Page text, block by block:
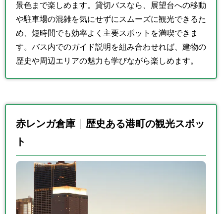
景色まで楽しめます。貸切バスなら、展望台への移動
や駐車場の混雑を気にせずにスムーズに観光できるた
め、短時間でも効率よく主要スポットを満喫できま
す。バス内でのガイド説明を組み合わせれば、建物の
歴史や周辺エリアの魅力も学びながら楽しめます。
赤レンガ倉庫
歴史ある港町の観光スポッ
ト